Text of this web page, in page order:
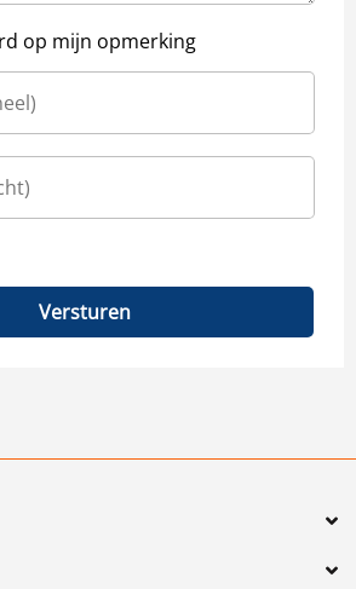
op mijn opmerking
Versturen